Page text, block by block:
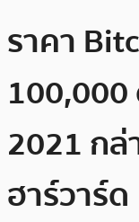
ราคา
100,000
2021 กล่
ฮาร์วาร์ด